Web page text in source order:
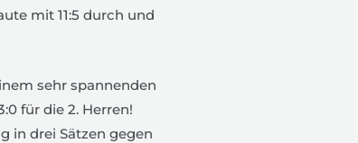
mit 11:5 durch und
sehr spannenden
für die 2. Herren!
in drei Sätzen gegen